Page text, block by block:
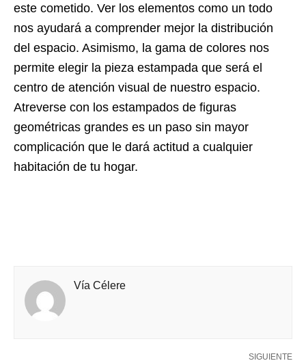
este cometido. Ver los elementos como un todo
nos ayudará a comprender mejor la distribución
del espacio. Asimismo, la gama de colores nos
permite elegir la pieza estampada que será el
centro de atención visual de nuestro espacio.
Atreverse con los estampados de figuras
geométricas grandes es un paso sin mayor
complicación que le dará actitud a cualquier
habitación de tu hogar.
Vía Célere
SIGUIENTE